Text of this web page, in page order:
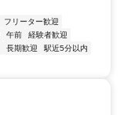
フリーター歓迎
午前
経験者歓迎
長期歓迎
駅近5分以内